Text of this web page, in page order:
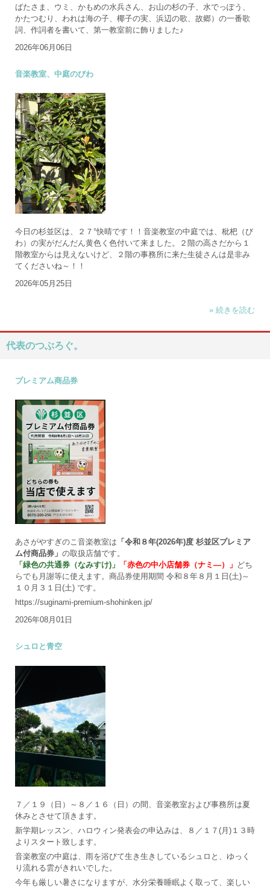
ばたさま、ウミ、かもめの水兵さん、お山の杉の子、水でっぽう、
かたつむり、われは海の子、椰子の実、浜辺の歌、故郷）の一番歌
詞、作詞者を書いて、第一教室前に飾りました♪
2026年06月06日
音楽教室、中庭のびわ
今日の杉並区は、２７°快晴です！！音楽教室の中庭では、枇杷（び
わ）の実がだんだん黄色く色付いて来ました。２階の高さだから１
階教室からは見えないけど、２階の事務所に来た生徒さんは是非み
てくださいね～！！
2026年05月25日
» 続きを読む
代表のつぶろぐ。
プレミアム商品券
あさがやすぎのこ音楽教室は 「令和８年(2026年)度 杉並区プレミア
ム付商品券」 の取扱店舗です。
「緑色の共通券（なみすけ)」
「赤色の中小店舗券（ナミ―）」 どち
らでも月謝等に使えます。商品券使用期間 令和８年８月１日(土)～
１０月３１日(土) です。
https://suginami-premium-shohinken.jp/
2026年08月01日
シュロと青空
７／１９（日）～８／１６（日）の間、音楽教室および事務所は夏
休みとさせて頂きます。
新学期レッスン、ハロウィン発表会の申込みは、８／１７(月)１３時
よりスタート致します。
音楽教室の中庭は、雨を浴びて生き生きしているシュロと、ゆっく
り流れる雲がきれいでした。
今年も厳しい暑さになりますが、水分栄養睡眠よく取って、楽しい